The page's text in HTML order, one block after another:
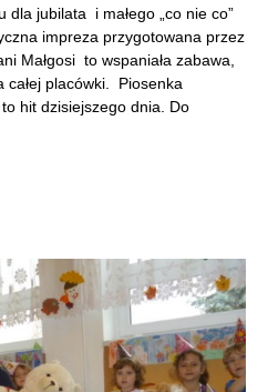
jubilata i małego „co nie co”
impreza przygotowana przez
Małgosi to wspaniała zabawa,
całej placówki. Piosenka
to hit dzisiejszego dnia. Do